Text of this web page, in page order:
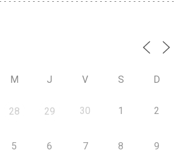
M J V S D
28 29 30 1 2
5 6 7 8 9